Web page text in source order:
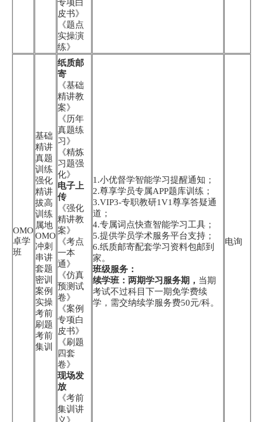
专项白
皮书》
《题点
实操演
练》
OMO
卓学
班
基础
精讲
真题
训练
强化
精讲
拔高
训练
属地
OMO
冲刺
串讲
套题
密训
案例
实操
考前
刷题
考前
集训
纸质邮
寄
《基础
精讲教
案》
《历年
真题练
习》
《精炼
习题强
化》
电子上
传
《强化
精讲教
案》
《考点
一本
通》
《仿真
预测试
卷》
《案例
专项白
皮书》
《刷题
四套
卷》
现场发
放
《考前
集训讲
义》
1.小优督学智能学习提醒通知；
2.尊享学员专属APP题库训练；
3.VIP3-专职教研1V1尊享答疑通
道；
4.专属词点快查智能学习工具；
5.提供学员学术服务平台支持；
6.纸质邮寄配套学习资料包邮到
家。
班级服务：
续学班：两期学习服务期， 当期
考试不过科目下一期免学费续
学，需交纳续学服务费50元/科。
电询